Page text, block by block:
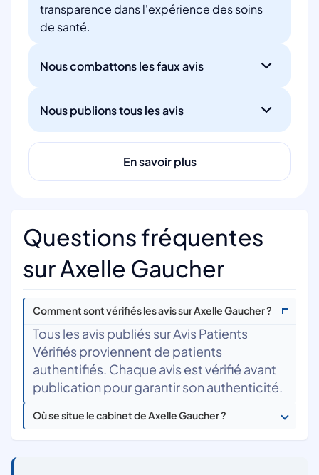
transparence dans l'expérience des soins
de santé.
Nous combattons les faux avis
Nous publions tous les avis
En savoir plus
Questions fréquentes
sur Axelle Gaucher
Comment sont vérifiés les avis sur Axelle Gaucher ?
Tous les avis publiés sur Avis Patients
Vérifiés proviennent de patients
authentifiés. Chaque avis est vérifié avant
publication pour garantir son authenticité.
Où se situe le cabinet de Axelle Gaucher ?